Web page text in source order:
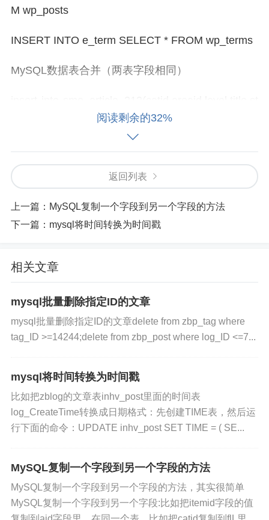
M wp_posts
INSERT INTO e_term SELECT * FROM wp_terms
MySQL数据表合并（两表字段相同）
yle,fee,subtitle,introduce,tag,keyword,pptword,auth
or,copyfrom,fromurl,voteid,hits,thumb,username,ad
dtime,editor,edittime,ip,template,status,islink,linkurl,
filepath,note) select catid,areaid,level,title,style,fee,
subtitle,introduce,tag,keyword,pptword,author,copyf
rom,fromurl,voteid,hits,thumb,username,addtime,ed
itor,edittime,ip,template,status,islink,linkurl,filepath,
insert into sme_article_data_212(content) select co
ntent from sme_article_data_46;
免责声明：本文内容来自用户上传并发布，站点仅
提供信息存储空间服务，不拥有所有权，不承担相
关法律责任。请核实广告和内容真实性，谨慎使
用。
阅读剩余的32%
返回列表
上一篇： MySQL复制一个字段到另一个字段的方法
下一篇： mysql将时间转换为时间戳
相关文章
mysql批量删除指定ID的文章
mysql批量删除指定ID的文章delete from zbp_tag where
tag_ID >=14244;delete from zbp_post where log_ID <=7...
mysql将时间转换为时间戳
比如把zblog的文章表inhv_post里面的时间表
log_CreateTime转换成日期格式：先创建TIME表，然后运
行下面的命令：UPDATE inhv_post SET TIME = ( SE...
MySQL复制一个字段到另一个字段的方法
MySQL复制一个字段到另一个字段的方法，其实很简单
MySQL复制一个字段到另一个字段:比如把itemid字段的值